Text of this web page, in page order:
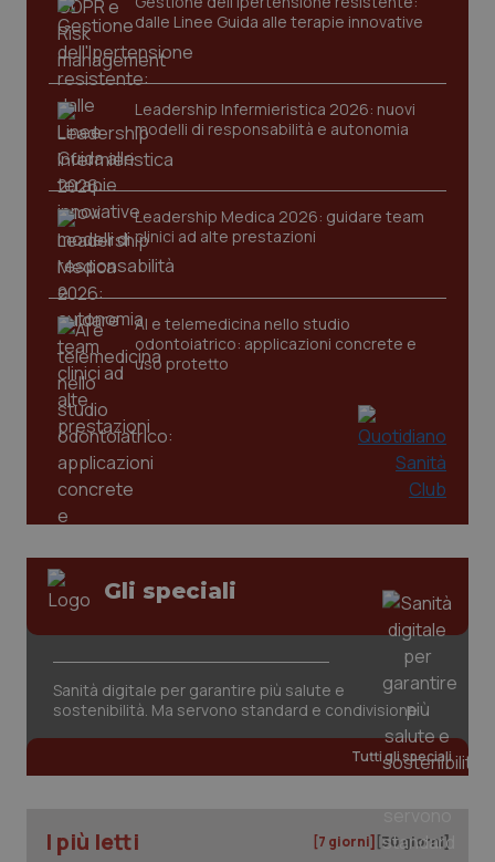
dalle Linee Guida alle terapie innovative
Leadership Infermieristica 2026: nuovi
modelli di responsabilità e autonomia
Leadership Medica 2026: guidare team
clinici ad alte prestazioni
AI e telemedicina nello studio
odontoiatrico: applicazioni concrete e
uso protetto
Gli speciali
Sanità digitale per garantire più salute e
sostenibilità. Ma servono standard e condivisione
Tutti gli speciali
I più letti [7 giorni] [30 giorni]
Nome
Fornitore /Dominio
VISITOR_PRIVACY_METADATA
CookieScriptConsent
CookieScript
www.quotidianosanita.it
tracking-sites-ironfish-
tracking-enable
www.quotidianosanita.it
session-id